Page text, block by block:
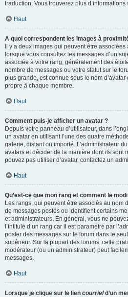
traduction. Vous trouverez plus d’informations
Haut
A quoi correspondent les images à
Il y a deux images qui peuvent être
lorsque vous consultez les messages d’un
associée à votre rang, généralement des
nombre de messages ou votre statut sur le
plus grande, est connue sous le nom
propre à chaque membre.
Haut
Comment puis-je afficher un avatar ?
Depuis votre panneau d’utilisateur, dans
un avatar en utilisant l’une des quatre
galerie, distant ou importé. L’administrateur
avatars et décider de la manière dont ils sont
pouvez pas utiliser d’avatar, contactez un
Haut
Qu’est-ce que mon rang et comment le
Les rangs, qui peuvent être associés au nom
de messages postés ou identifient certains
et administrateurs. En général, vous ne
l’intitulé d’un rang car il est paramétré par
poster des messages sur le forum dans le
supérieur. Sur la plupart des forums, cette
modérateur (ou un administrateur) peut
messages.
Haut
Lorsque je clique sur le lien courrield’un